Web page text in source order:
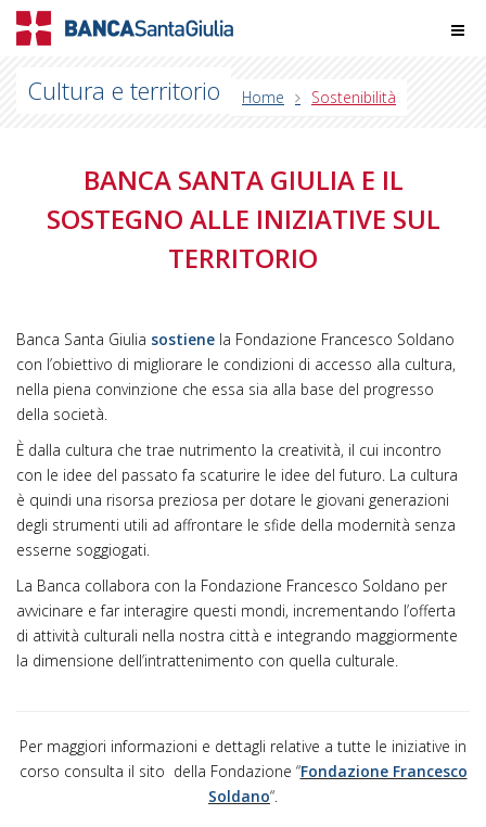
Cultura e territorio Home Sostenibilità
BANCA SANTA GIULIA E IL
SOSTEGNO ALLE INIZIATIVE SUL
TERRITORIO
Banca Santa Giulia sostiene la Fondazione Francesco Soldano
con l’obiettivo di migliorare le condizioni di accesso alla cultura,
nella piena convinzione che essa sia alla base del progresso
della società.
È dalla cultura che trae nutrimento la creatività, il cui incontro
con le idee del passato fa scaturire le idee del futuro. La cultura
è quindi una risorsa preziosa per dotare le giovani generazioni
degli strumenti utili ad affrontare le sfide della modernità senza
esserne soggiogati.
La Banca collabora con la Fondazione Francesco Soldano per
avvicinare e far interagire questi mondi, incrementando l’offerta
di attività culturali nella nostra città e integrando maggiormente
la dimensione dell’intrattenimento con quella culturale.
Per maggiori informazioni e dettagli relative a tutte le iniziative in
corso consulta il sito della Fondazione “Fondazione Francesco
Soldano“.